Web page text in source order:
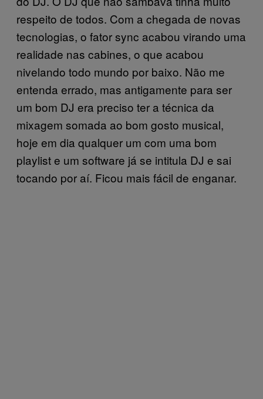
respeito de todos. Com a chegada de novas
tecnologias, o fator sync acabou virando uma
realidade nas cabines, o que acabou
nivelando todo mundo por baixo. Não me
entenda errado, mas antigamente para ser
um bom DJ era preciso ter a técnica da
mixagem somada ao bom gosto musical,
hoje em dia qualquer um com uma bom
playlist e um software já se intitula DJ e sai
tocando por aí. Ficou mais fácil de enganar.